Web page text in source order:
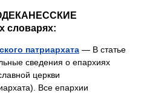
словарях:
патриархата — В статье
сведения о епархиях
церкви
Все епархии